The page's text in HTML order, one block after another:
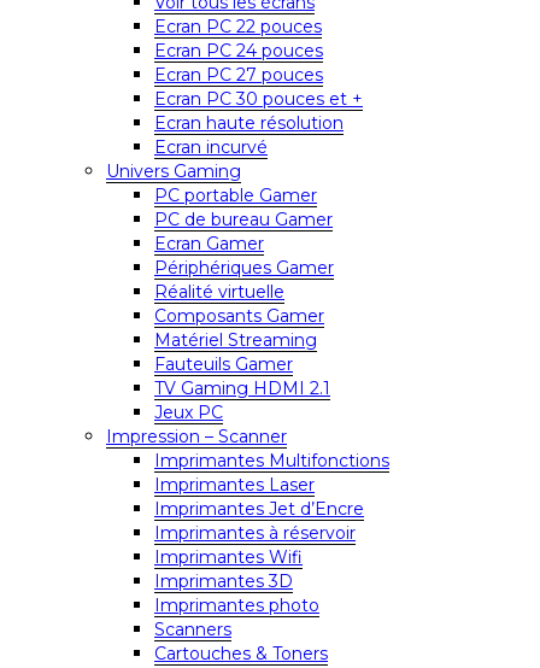
Ecran PC 22 pouces
Ecran PC 24 pouces
Ecran PC 27 pouces
Ecran PC 30 pouces et +
Ecran haute résolution
Ecran incurvé
Univers Gaming
PC portable Gamer
PC de bureau Gamer
Ecran Gamer
Périphériques Gamer
Réalité virtuelle
Composants Gamer
Matériel Streaming
Fauteuils Gamer
TV Gaming HDMI 2.1
Jeux PC
Impression – Scanner
Imprimantes Multifonctions
Imprimantes Laser
Imprimantes Jet d’Encre
Imprimantes à réservoir
Imprimantes Wifi
Imprimantes 3D
Imprimantes photo
Scanners
Cartouches & Toners